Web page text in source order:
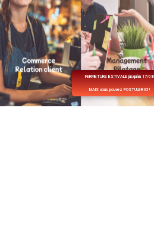
FERMETURE ESTIVALE jusqu'au 17/08
MAIS vous pouvez POSTULER ICI !